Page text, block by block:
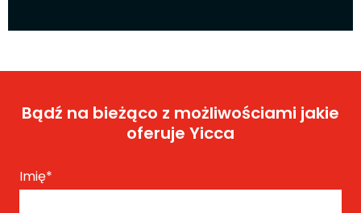
Bądź na bieżąco z możliwościami jakie
oferuje Yicca
Imię*